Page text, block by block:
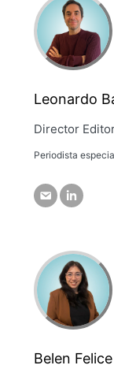
Leonardo
Director
Periodista
Belen Felice